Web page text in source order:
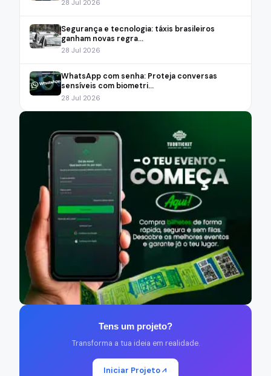
28 Jul 2026
Segurança e tecnologia: táxis brasileiros
ganham novas regra...
28 Jul 2026
WhatsApp com senha: Proteja conversas
sensíveis com biometri...
28 Jul 2026
Tens um projeto?
Transforma a tua ideia em realidade.
Iniciar Projeto